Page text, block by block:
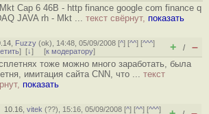
Cap 6 46B - http finance google com finance q
JAVA rh - Mkt ... текст свёрнут, показать
Fuzzy (ok), 14:48, 05/09/2008 [^] [^^] [^^^]
] [↓] [к модератору] + / –
тоже можно много заработать, была
имитация сайта CNN, что ... текст
показать
10.16 ,vitek (??), 15:16, 05/09/2008 [^] [^^] [^^^]